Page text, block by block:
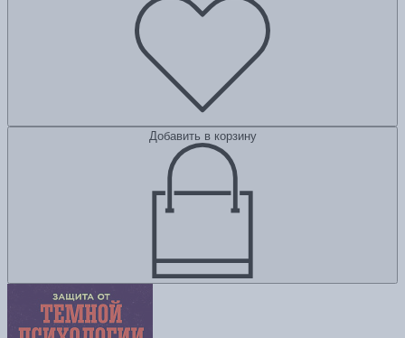
Добавить в корзину